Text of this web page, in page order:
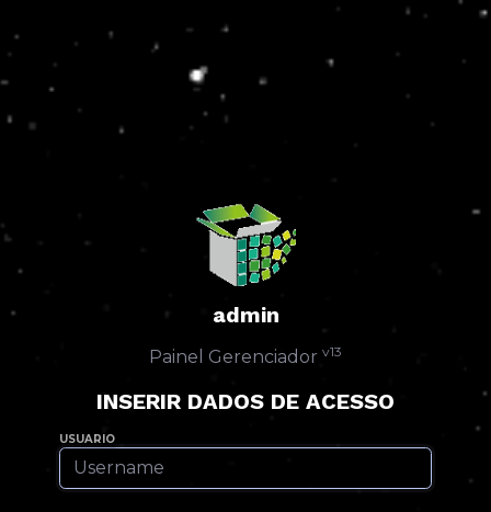
admin
Painel Gerenciador v13
INSERIR DADOS DE ACESSO
USUARIO